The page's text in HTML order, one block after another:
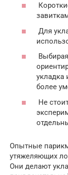
Для
укладка
более
Не
Опытные
утяжеляющих
Они делают